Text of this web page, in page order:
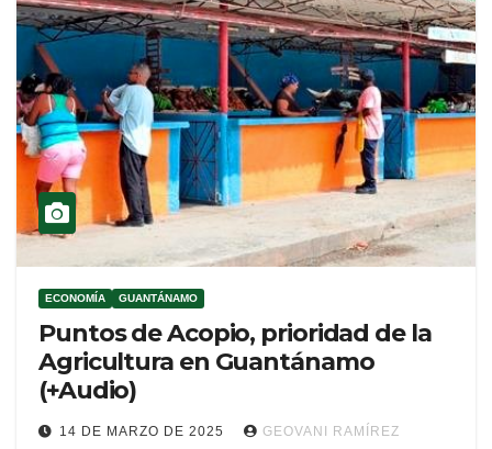
ECONOMÍA GUANTÁNAMO
Puntos de Acopio, prioridad de la
Agricultura en Guantánamo
(+Audio)
14 DE MARZO DE 2025
GEOVANI RAMÍREZ